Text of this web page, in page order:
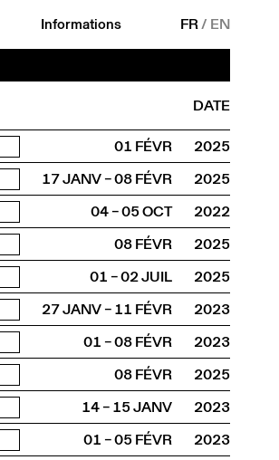
Informations FR/ EN
DATE
01 FÉVR
2025
17 JANV – 08 FÉVR
2025
04 – 05 OCT
2022
08 FÉVR
2025
01 – 02 JUIL
2025
27 JANV – 11 FÉVR
2023
01 – 08 FÉVR
2023
08 FÉVR
2025
14 – 15 JANV
2023
01 – 05 FÉVR
2023